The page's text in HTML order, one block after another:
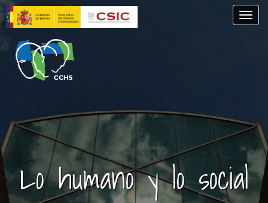
Pasar
al
contenido
principal
Lo humano y lo social